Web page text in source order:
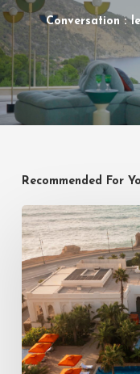
Conversation :
Recommended For